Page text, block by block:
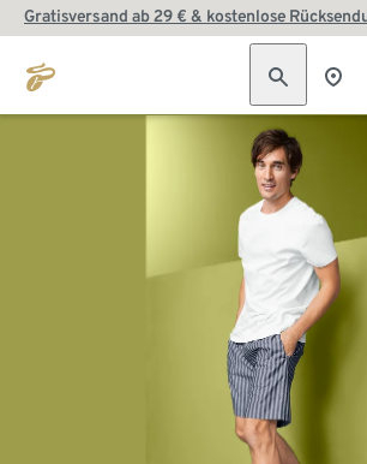
Gratisversand ab 29 € & kostenlose